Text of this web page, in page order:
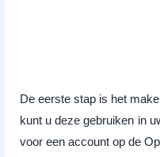
De eerste stap is het
kunt u deze gebruiken in
voor een account op de